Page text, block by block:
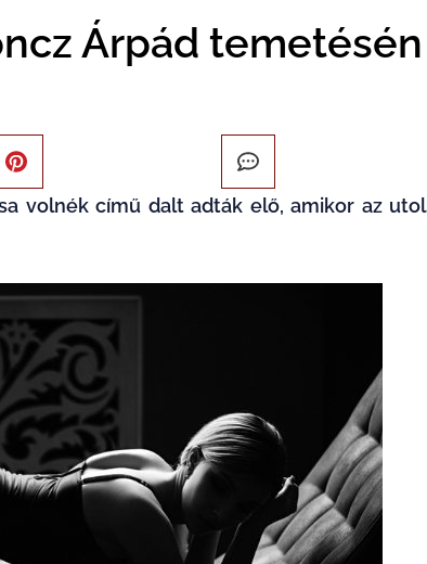
Árpád temetésén
volnék című dalt adták elő, amikor az